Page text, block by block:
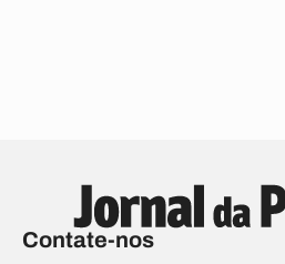
Contate-nos